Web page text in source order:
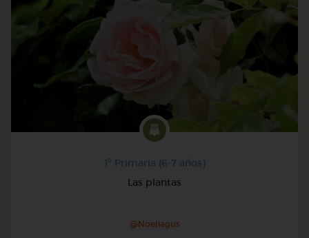
1º Primaria (6-7 años)
Las plantas
@Noeliagus